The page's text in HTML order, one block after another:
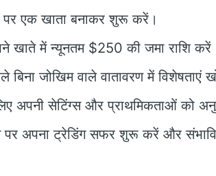
पर एक खाता बनाकर शुरू करें।
खाते में न्यूनतम $250 की जमा राशि
बिना जोखिम वाले वातावरण में विशेषताएं
अपनी सेटिंग्स और प्राथमिकताओं को
पर अपना ट्रेडिंग सफर शुरू करें और